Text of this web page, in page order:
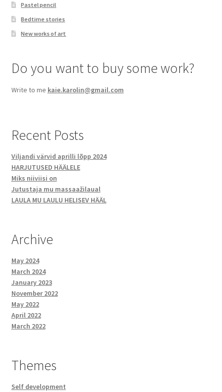
Pastel pencil
Bedtime stories
New works of art
Do you want to buy some work?
Write to me kaie.karolin@gmail.com
Recent Posts
Viljandi värvid aprilli lõpp 2024
HARJUTUSED HÄÄLELE
Miks niiviisi on
Jutustaja mu massaažilaual
LAULA MU LAULU HELISEV HÄÄL
Archive
May 2024
March 2024
January 2023
November 2022
May 2022
April 2022
March 2022
Themes
Self development